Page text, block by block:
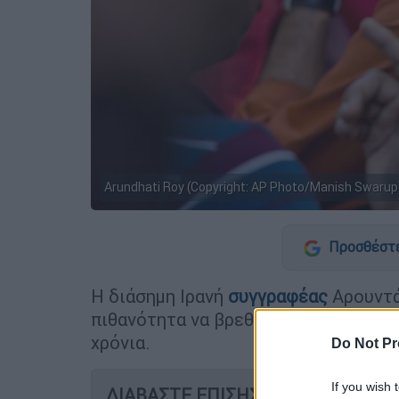
Do Not
If you wish
Arundhati Roy (Copyright: AP Photo/Manish
Η διάσημη Ιρανή συγγραφέας
πιθανότητα να βρεθεί στη φυλακή
χρόνια.